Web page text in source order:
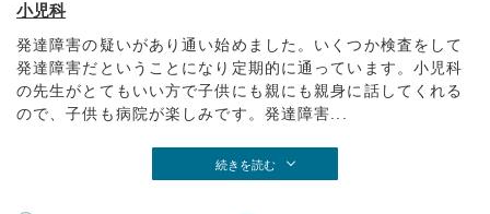
小児科
発達障害の疑いがあり通い始めました。いくつか検査をして
発達障害だということになり定期的に通っています。小児科
の先生がとてもいい方で子供にも親にも親身に話してくれる
ので、子供も病院が楽しみです。発達障害...
続きを読む